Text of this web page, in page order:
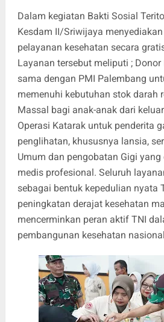
Dalam kegiatan Bakti Sosial
Kesdam II/Sriwijaya
pelayanan kesehatan secara
Layanan tersebut meliputi ; Donor
sama dengan PMI Palembang
memenuhi kebutuhan stok darah
Massal bagi anak-anak dari
Operasi Katarak untuk penderita
penglihatan, khususnya lansia,
Umum dan pengobatan Gigi
medis profesional. Seluruh
sebagai bentuk kepedulian nyata
peningkatan derajat kesehatan
mencerminkan peran aktif TNI
pembangunan kesehatan